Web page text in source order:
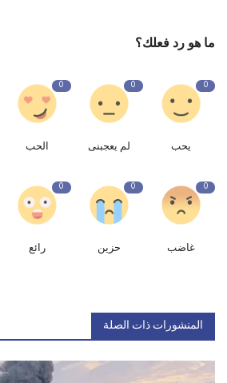
ما هو رد فعلك؟
0
يحب
0
لم يعجبنى
0
الحب
0
غاضب
0
حزين
0
رائع
المنشورات ذات الصلة